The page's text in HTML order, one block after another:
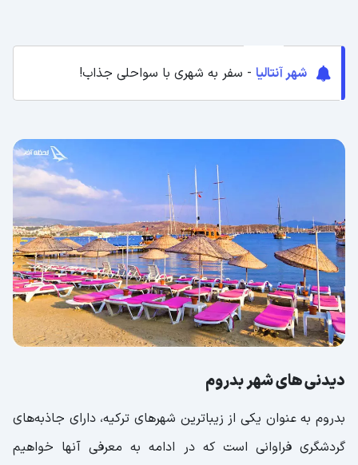
شهر آنتالیا - سفر به شهری با سواحلی جذاب!
دیدنی های شهر بدروم
بدروم به عنوان یکی از زیباترین شهرهای ترکیه، دارای جاذبه‌های
گردشگری فراوانی است که در ادامه به معرفی آنها خواهیم